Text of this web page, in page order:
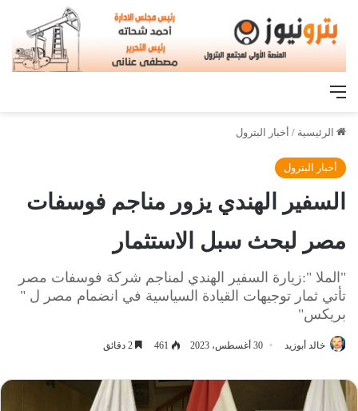
القائمة
الرئيسية / أخبار البترول
أخبار البترول
السفير الهندي يزور مناجم فوسفات
مصر لبحث سبل الاستثمار
"الملا ":زيارة السفير الهندي لمناجم شركة فوسفات مصر
تأتي ثمار توجيهات القيادة السياسية في انضمام مصر ل "
بريكس"
خالد أبوزيد 30 أغسطس، 2023 461